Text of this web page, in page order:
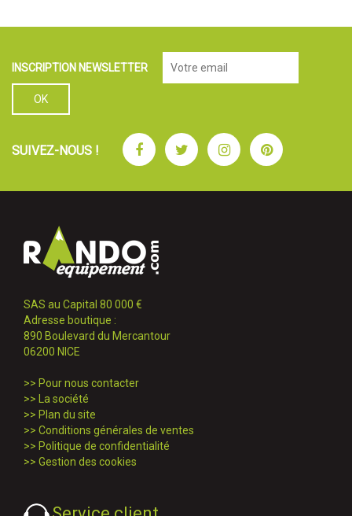
INSCRIPTION NEWSLETTER
SUIVEZ-NOUS ! FacebookTwitterInstagramPinterest
SAS au Capital 80 000 €
Adresse boutique :
890 Boulevard du Mercantour
06200 NICE
>> Pour nous contacter
>>
La société
>> Plan du site
>> Conditions générales de ventes
>> Politique de confidentialité
>> Gestion des cookies